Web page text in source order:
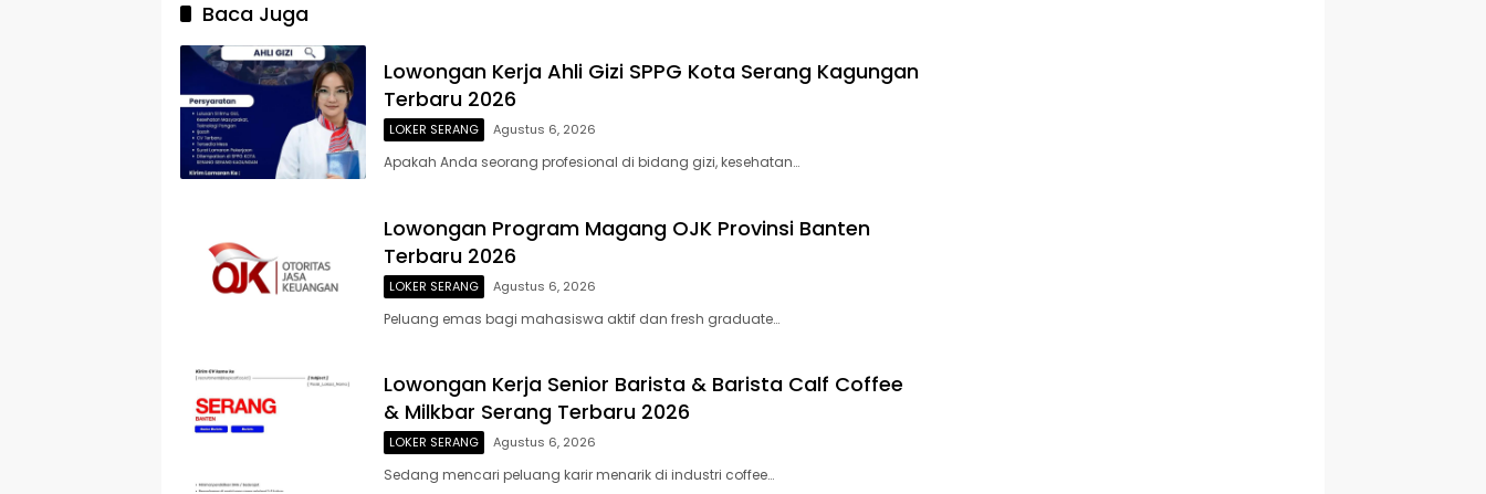
Baca Juga
Lowongan Kerja Ahli Gizi SPPG Kota Serang Kagungan
Terbaru 2026
LOKER SERANG Agustus 6, 2026
Apakah Anda seorang profesional di bidang gizi, kesehatan…
Lowongan Program Magang OJK Provinsi Banten
Terbaru 2026
LOKER SERANG Agustus 6, 2026
Peluang emas bagi mahasiswa aktif dan fresh graduate…
Lowongan Kerja Senior Barista & Barista Calf Coffee
& Milkbar Serang Terbaru 2026
LOKER SERANG Agustus 6, 2026
Sedang mencari peluang karir menarik di industri coffee…